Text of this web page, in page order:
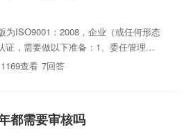
为ISO9001：2008，企业（或任何形态
证，需要做以下准备：1、委任管理者
体系的建立、运行、维护和持续改
1169查看 7回答
都需要审核吗